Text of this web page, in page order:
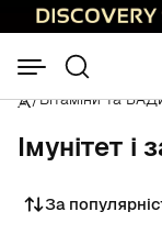
/Вітаміни та
Імунітет і
Сортувати
За